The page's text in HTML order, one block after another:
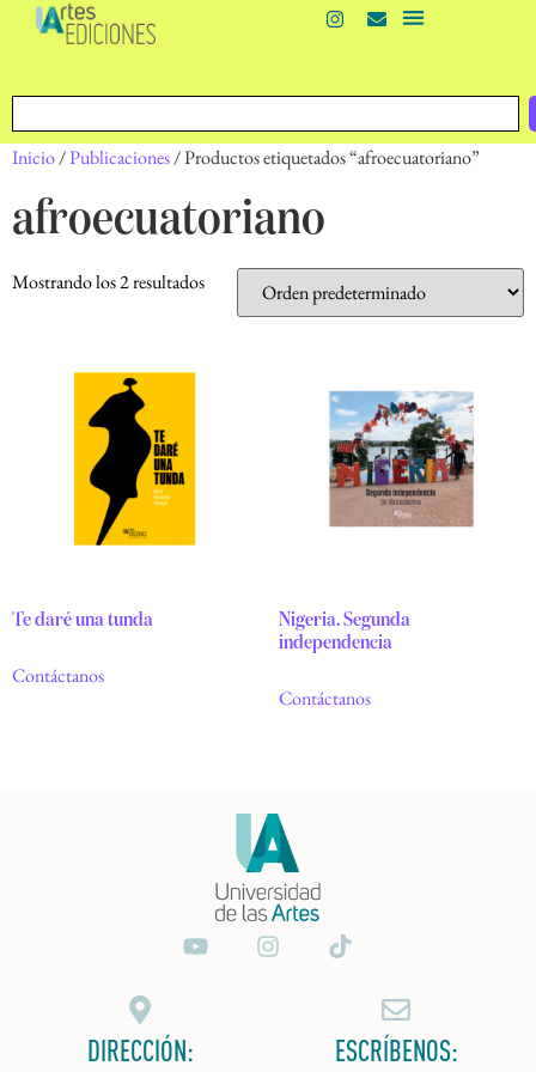
Inicio/Publicaciones/ Productos etiquetados “afroecuatoriano”
afroecuatoriano
Mostrando los 2 resultados
Te daré una tunda
Contáctanos
Nigeria. Segunda
independencia
Contáctanos
DIRECCIÓN: ESCRÍBENOS: